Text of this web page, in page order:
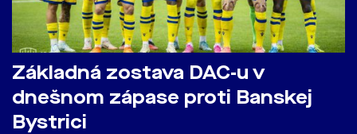
Základná zostava DAC-u v
dnešnom zápase proti Banskej
Bystrici